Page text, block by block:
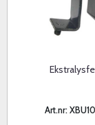
Art.nr: